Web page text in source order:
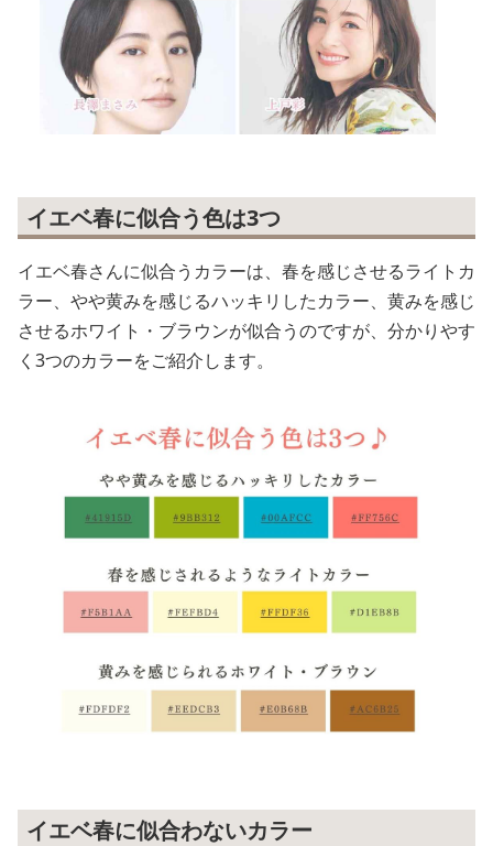
イエベ春に似合う色は3つ
イエベ春さんに似合うカラーは、春を感じさせるライトカ
ラー、やや黄みを感じるハッキリしたカラー、黄みを感じ
させるホワイト・ブラウンが似合うのですが、分かりやす
く3つのカラーをご紹介します。
イエベ春に似合わないカラー